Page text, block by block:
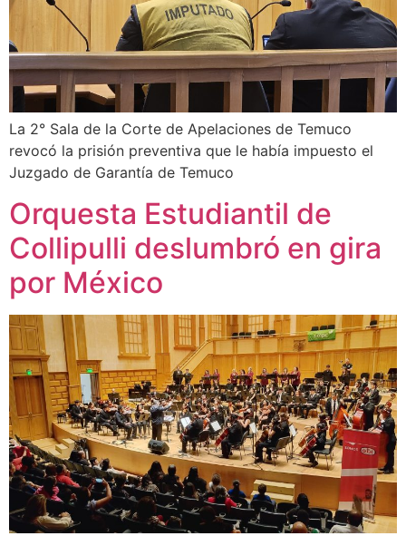
La 2° Sala de la Corte de Apelaciones de Temuco
revocó la prisión preventiva que le había impuesto el
Juzgado de Garantía de Temuco
Orquesta Estudiantil de
Collipulli deslumbró en gira
por México